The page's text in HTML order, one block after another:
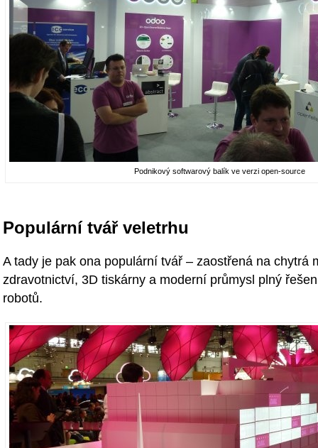
Podnikový softwarový balík ve verzi open-source
Populární tvář veletrhu
A tady je pak ona populární tvář – zaostřená na chytrá
zdravotnictví, 3D tiskárny a moderní průmysl plný
robotů.